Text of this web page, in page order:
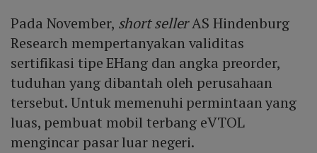
Pada November, short sellerAS Hindenburg
Research mempertanyakan validitas
sertifikasi tipe EHang dan angka preorder,
tuduhan yang dibantah oleh perusahaan
tersebut. Untuk memenuhi permintaan yang
luas, pembuat mobil terbang eVTOL
mengincar pasar luar negeri.